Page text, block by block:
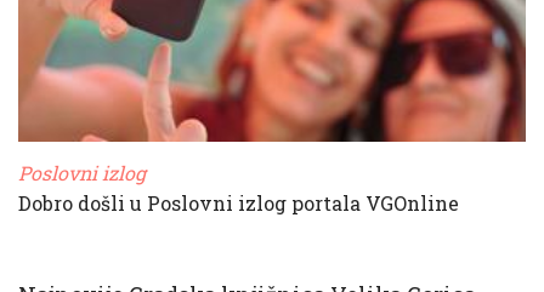
Poslovni izlog
Dobro došli u Poslovni izlog portala VGOnline